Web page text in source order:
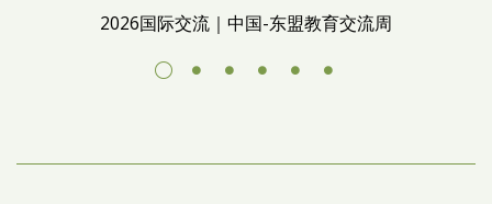
2026国际交流｜中国-东盟教育交流周